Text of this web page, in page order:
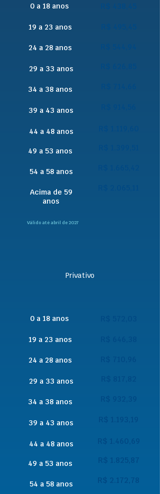
0 a 18 anos
19 a 23 anos
24 a 28 anos
29 a 33 anos
34 a 38 anos
39 a 43 anos
44 a 48 anos
49 a 53 anos
54 a 58 anos
Acima de 59
anos
Válido até abril de 2027
Privativo
0 a 18 anos
19 a 23 anos
24 a 28 anos
29 a 33 anos
34 a 38 anos
39 a 43 anos
44 a 48 anos
49 a 53 anos
54 a 58 anos